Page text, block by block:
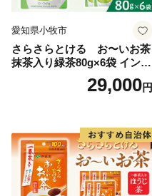
愛知県小牧市
さらさらとける お〜いお茶
抹茶入り緑茶80g×6袋 インス
タント緑茶 粉末緑茶 粉末茶
おーいお茶 粉末緑茶29,000円